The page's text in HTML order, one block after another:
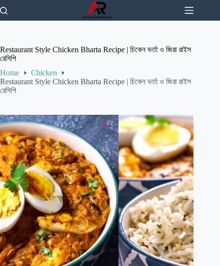
to
content
Restaurant Style Chicken Bharta Recipe | চিকেন ভর্তা ও জিরা রাইস
রেসিপি
Home
Chicken
Restaurant Style Chicken Bharta Recipe | চিকেন ভর্তা ও জিরা রাইস
রেসিপি